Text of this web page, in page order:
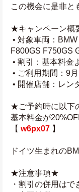
この機会に是非と
★キャンペーン概
• 対象車両：
F800GS F750GS
• 割引：基本料金
• ご利用期間：9
• 開催店舗：レン
★ご予約時に以下
基本料金が
【 w6px07 】
ドイツ生まれの
★注意事項★
・割引の併用はで